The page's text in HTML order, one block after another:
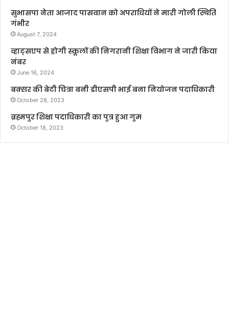
सुभासपा नेता आजाद पासवान को अपराधियों ने मारी गोली स्थिति
गंभीर
August 7, 2024
व्हाट्सएप से होगी स्कूलों की निगरानी शिक्षा विभाग ने जारी किया
नंबर
June 16, 2024
बक्सर की बेटी चित्रा बनी डीएसपी भाई बना नियोजन पदाधिकारी
October 28, 2023
ब्रह्मपुर शिक्षा पदाधिकारी का पुत्र हुआ गुम
October 18, 2023